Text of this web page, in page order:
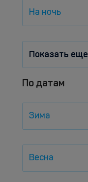
На ночь
Показать еще
По датам
Зима
Весна